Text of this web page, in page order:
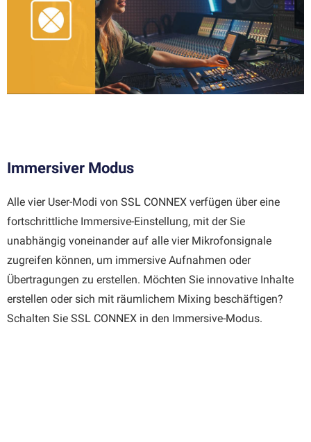
Immersiver Modus
Alle vier User-Modi von SSL CONNEX verfügen über eine
fortschrittliche Immersive-Einstellung, mit der Sie
unabhängig voneinander auf alle vier Mikrofonsignale
zugreifen können, um immersive Aufnahmen oder
Übertragungen zu erstellen. Möchten Sie innovative Inhalte
erstellen oder sich mit räumlichem Mixing beschäftigen?
Schalten Sie SSL CONNEX in den Immersive-Modus.